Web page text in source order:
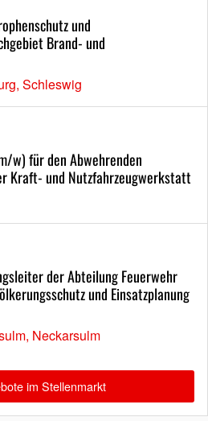
und
Brand- und
Schleswig
w) für den Abwehrenden
Kraft- und Nutzfahrzeugwerkstatt
der Abteilung Feuerwehr
und Einsatzplanung
Neckarsulm
im Stellenmarkt